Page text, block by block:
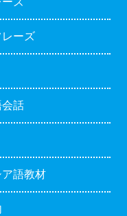
レーズ
話
語教材